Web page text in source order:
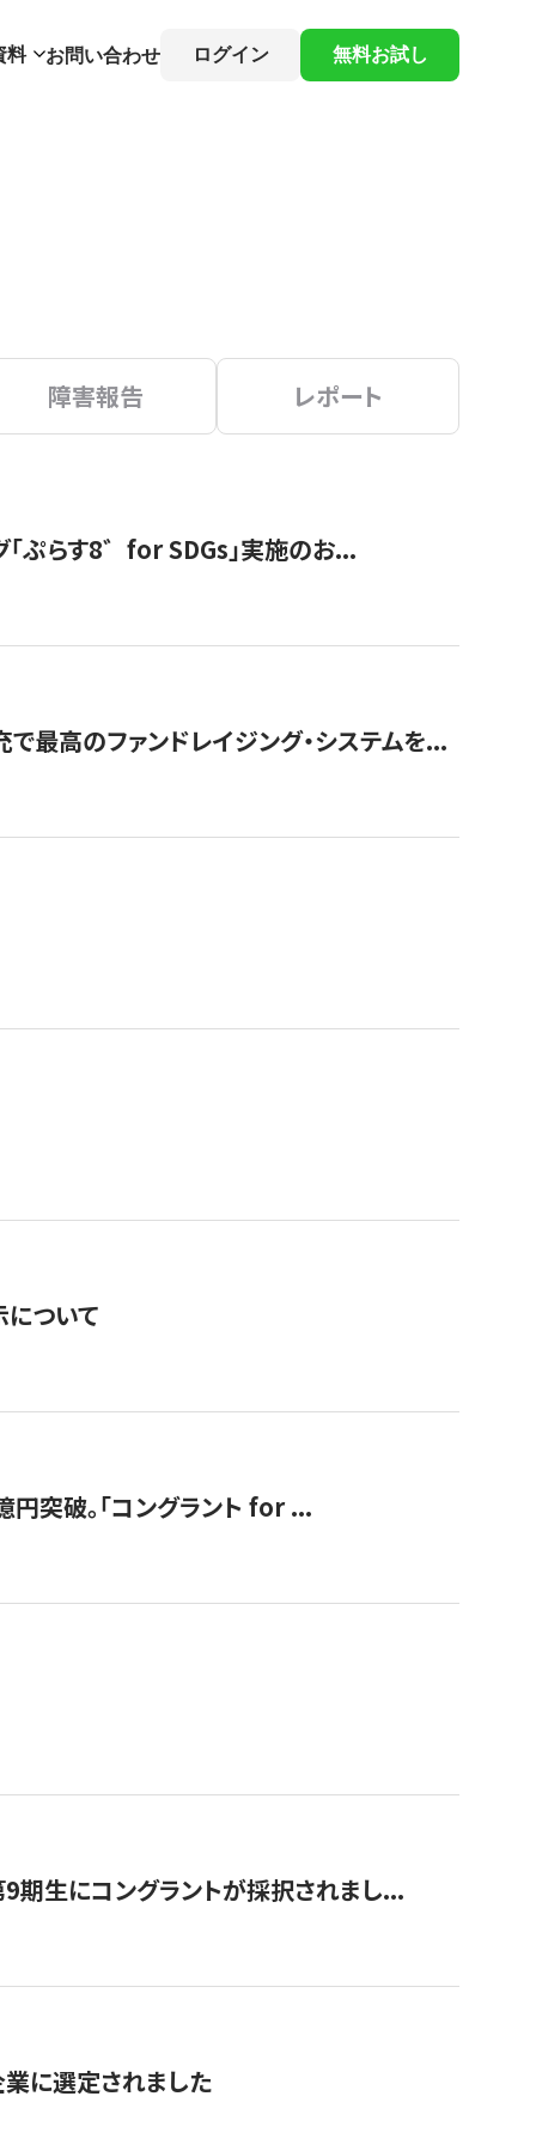
料 お問い合わせ ログイン 無料お試し
障害報告 レポート
ぷらす8゛for SDGs」実施のお...
最高のファンドレイジング・システムを...
ついて
突破。「コングラント for ...
9期生にコングラントが採択されまし...
に選定されました